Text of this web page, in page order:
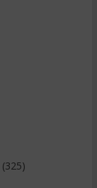
(325)